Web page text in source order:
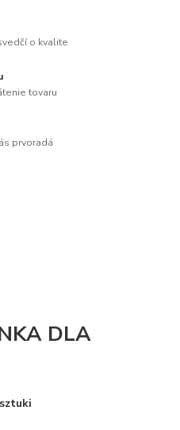
o kvalite
tovaru
prvoradá
DLA